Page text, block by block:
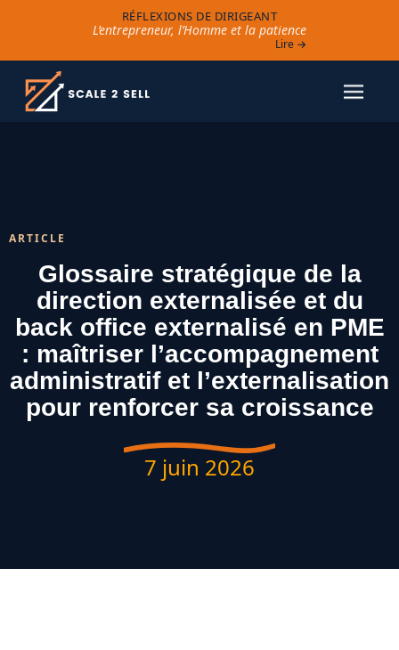
RÉFLEXIONS DE DIRIGEANT
L’entrepreneur, l’Homme et la patience
Lire →
ARTICLE
Glossaire stratégique de la
direction externalisée et du
back office externalisé en PME
: maîtriser l’accompagnement
administratif et l’externalisation
pour renforcer sa croissance
7 juin 2026